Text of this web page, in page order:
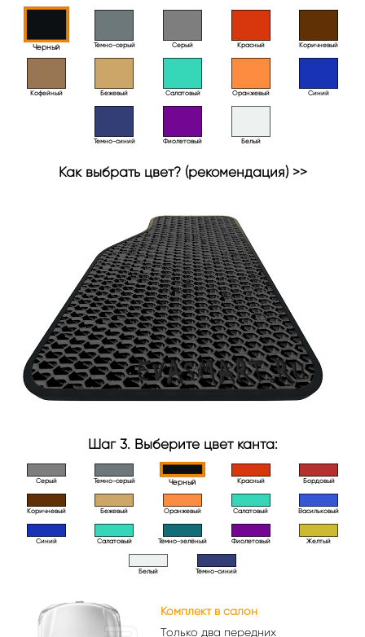
Черный Тёмно-серый Серый Красный Коричневый
Кофейный Бежевый Салатовый Оранжевый Синий
Темно-синий Фиолетовый Белый
Как выбрать цвет? (рекомендация) >>
Шаг 3. Выберите цвет канта:
Серый Темно-серый Черный Красный Бордовый
Коричневый Бежевый Оранжевый Салатовый Васильковый
Синий Салатовый Тёмно-зелёный Фиолетовый Желтый
Белый Тёмно-синий
Комплект в салон
Только два передних